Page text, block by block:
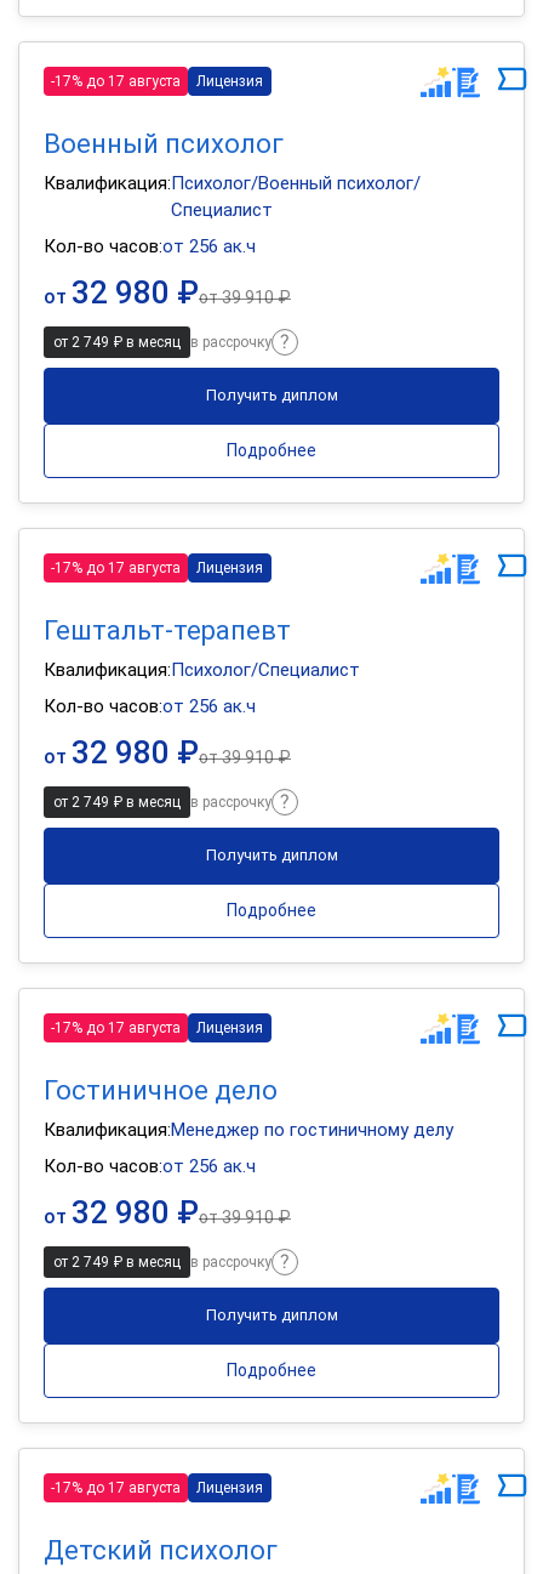
-17% до 17 августа Лицензия
Военный психолог
Квалификация:Психолог/Военный психолог/
Специалист
Кол-во часов:от 256 ак.ч
от 32 980 ₽от39 910 ₽
от 2 749 ₽ в месяц в рассрочку
Получить диплом
Подробнее
-17% до 17 августа Лицензия
Гештальт-терапевт
Квалификация:Психолог/Специалист
Кол-во часов:от 256 ак.ч
от 32 980 ₽от39 910 ₽
от 2 749 ₽ в месяц в рассрочку
Получить диплом
Подробнее
-17% до 17 августа Лицензия
Гостиничное дело
Квалификация:Менеджер по гостиничному делу
Кол-во часов:от 256 ак.ч
от 32 980 ₽от39 910 ₽
от 2 749 ₽ в месяц в рассрочку
Получить диплом
Подробнее
-17% до 17 августа Лицензия
Детский психолог